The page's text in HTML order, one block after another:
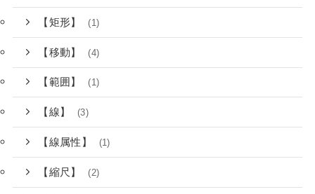
【矩形】 (1)
【移動】 (4)
【範囲】 (1)
【線】 (3)
【線属性】 (1)
【縮尺】 (2)